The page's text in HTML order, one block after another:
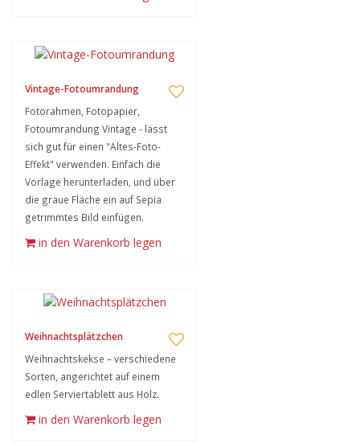
Vintage-Fotoumrandung
Fotorahmen, Fotopapier,
Fotoumrandung Vintage - lässt
sich gut für einen "Altes-Foto-
Effekt" verwenden. Einfach die
Vorlage herunterladen, und über
die graue Fläche ein auf Sepia
getrimmtes Bild einfügen.
in den Warenkorb legen
Weihnachtsplätzchen
Weihnachtskekse – verschiedene
Sorten, angerichtet auf einem
edlen Serviertablett aus Holz.
in den Warenkorb legen